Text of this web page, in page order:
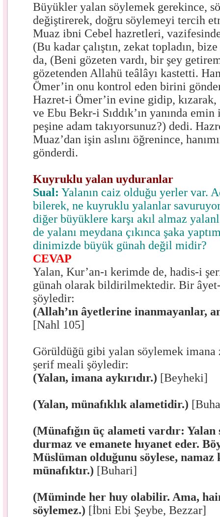
Büyükler yalan söylemek gerekince,
değiştirerek, doğru söylemeyi tercih
Muaz ibni Cebel hazretleri,
(Bu kadar çalıştın, zekat topladın,
da, (Beni gözeten vardı, bir şey
gözetenden Allahü teâlâyı kastetti.
Ömer’in onu kontrol eden birini
Hazret-i Ömer’in evine gidip,
ve Ebu Bekr-i Sıddık’ın yanında
peşine adam takıyorsunuz?) dedi.
Muaz’dan işin aslını öğrenince,
gönderdi.
Kuyruklu yalan uyduranlar
Sual: Yalanın caiz olduğu yerler var.
bilerek, ne kuyruklu yalanlar
diğer büyüklere karşı akıl almaz
de yalanı meydana çıkınca şaka
dinimizde büyük günah değil midir?
CEVAP
Yalan, Kur’an-ı kerimde de, hadis-i
günah olarak bildirilmektedir. Bir
şöyledir:
(Allah’ın âyetlerine inanmayanlar,
[Nahl 105]
Görüldüğü gibi yalan söylemek imana
şerif meali şöyledir:
(Yalan, imana aykırıdır.) [Beyheki]
(Yalan, münafıklık alametidir.)
(Münafığın üç alameti vardır: Yalan
durmaz ve emanete hıyanet eder.
Müslüman olduğunu söylese, namaz
münafıktır.) [Buhari]
(Müminde her huy olabilir. Ama,
söylemez.) [İbni Ebi Şeybe, Bezzar]